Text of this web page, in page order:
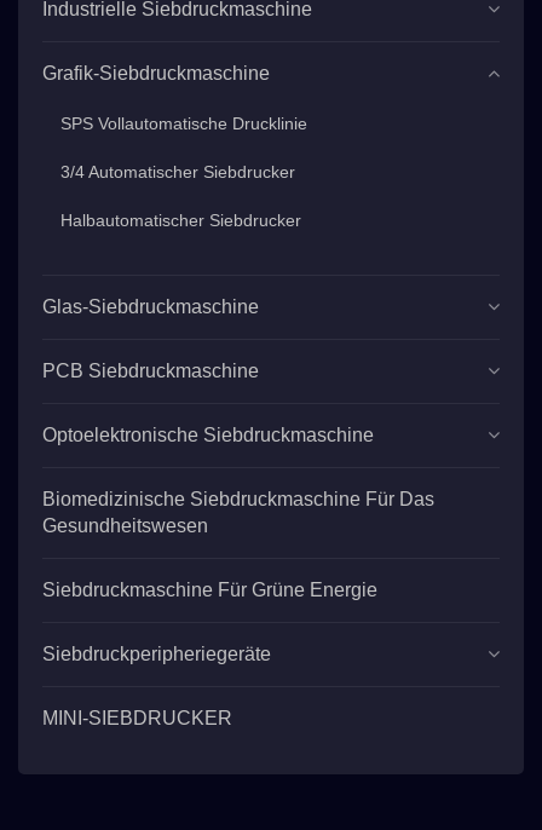
Industrielle Siebdruckmaschine
Grafik-Siebdruckmaschine
SPS Vollautomatische Drucklinie
3/4 Automatischer Siebdrucker
Halbautomatischer Siebdrucker
Glas-Siebdruckmaschine
PCB Siebdruckmaschine
Optoelektronische Siebdruckmaschine
Biomedizinische Siebdruckmaschine Für Das
Gesundheitswesen
Siebdruckmaschine Für Grüne Energie
Siebdruckperipheriegeräte
MINI-SIEBDRUCKER